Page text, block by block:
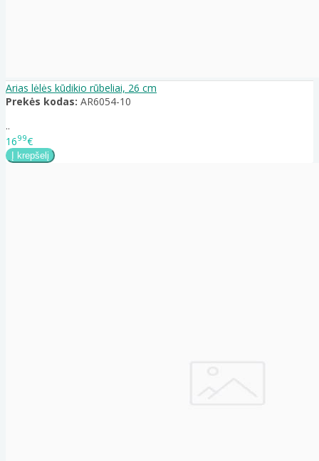
Arias lėlės kūdikio rūbeliai, 26 cm
Prekės kodas: AR6054-10
..
1699€